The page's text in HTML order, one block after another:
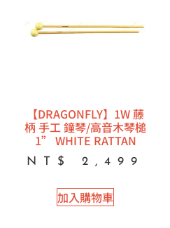
【DRAGONFLY】1W 藤
柄 手工 鐘琴/高音木琴槌
1” WHITE RATTAN
NT$ 2,499
加入購物車